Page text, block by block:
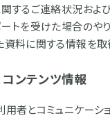
するご連絡状況お
トを受けた場合の
料に関する情報を取
コンテンツ情報
者とコミュニケーシ